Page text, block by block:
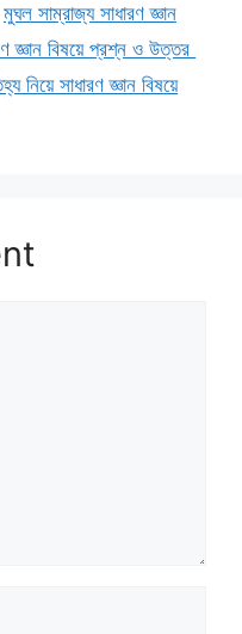
মুঘল সাম্রাজ্য সাধারণ জ্ঞান
জ্ঞান বিষয়ে প্রশ্ন ও উত্তর
নিয়ে সাধারণ জ্ঞান বিষয়ে